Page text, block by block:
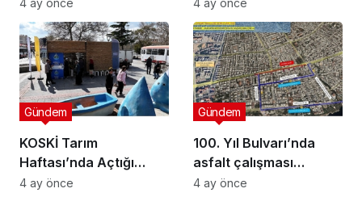
Cinsiyet Eşitliği
Semineri
4 ay önce 4 ay önce
KOSKİ Tarım
Haftası’nda Açtığı
Stantta Su Tasarrufu
Gündem
4 ay önce
100. Yıl Bulvarı’nda
asfalt çalışması
gerçekleştirilecek
Gündem
4 ay önce